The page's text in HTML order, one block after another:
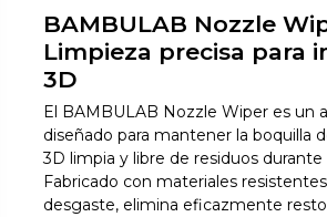
BAMBULAB Nozzle
Limpieza precisa para
3D
El BAMBULAB Nozzle Wiper es un
diseñado para mantener la boquilla
3D limpia y libre de residuos durante
Fabricado con materiales
desgaste, elimina eficazmente